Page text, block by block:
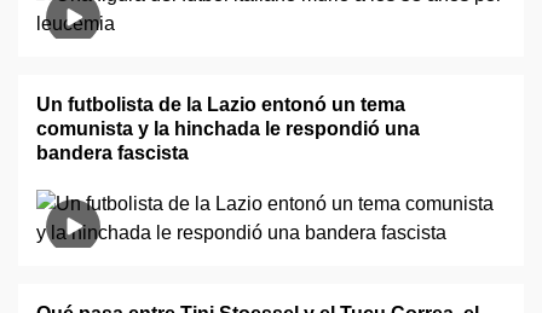
Un futbolista de la Lazio entonó un tema
comunista y la hinchada le respondió una
bandera fascista